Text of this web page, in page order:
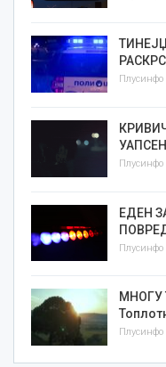
Плусинфо
Плусинфо
ЕДЕН
Плусинфо
МНОГУ
Плусинфо